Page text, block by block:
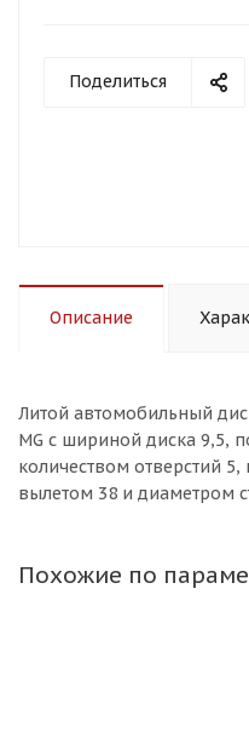
Поделиться
Описание
Литой aвтомобильный
MG с шириной диска 9,5,
количеством отверстий
вылетом 38 и диаметром
Похожие по